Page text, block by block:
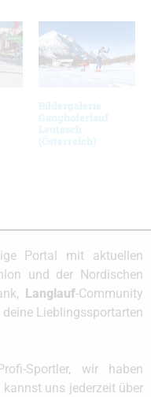
Bildergalerie
Ganghoferlauf
Leutasch
(Österreich)
Portal mit aktuellen
und der Nordischen
Langlauf-Community
Lieblingssportarten
Sportler, wir haben
uns jederzeit über